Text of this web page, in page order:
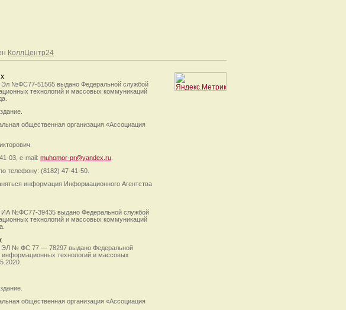
КоллЦентр24
Эл №ФС77-51565 выдано Федеральной службой
технологий и массовых коммуникаций
общественная организация «Ассоциация
03, e-mail: muhomor-pr@yandex.ru
телефону: (8182) 47-41-50.
информация Информационного Агентства
ИА №ФС77-39435 выдано Федеральной службой
технологий и массовых коммуникаций
ЭЛ № ФС 77 — 78297 выдано Федеральной
технологий и массовых
общественная организация «Ассоциация